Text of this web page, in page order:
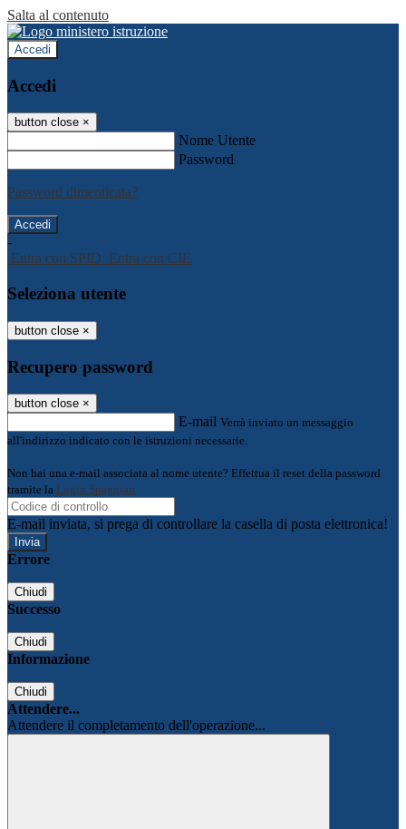
Salta al contenuto
Accedi
Accedi
button close ×
Nome Utente
Password
Password dimenticata?
-
Entra con SPID Entra con CIE
Seleziona utente
button close ×
Recupero password
button close ×
E-mail Verrà inviato un messaggio
all'indirizzo indicato con le istruzioni necessarie.
Non hai una e-mail associata al nome utente? Effettua il reset della password
tramite la Login Spaggiari
E-mail inviata, si prega di controllare la casella di posta elettronica!
Errore
Chiudi
Successo
Chiudi
Informazione
Chiudi
Attendere...
Attendere il completamento dell'operazione...